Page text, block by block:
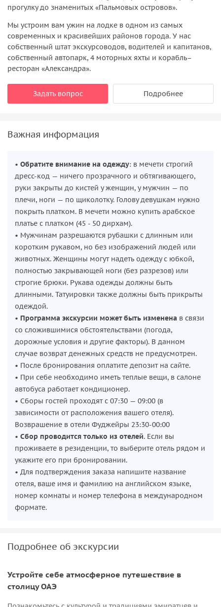
прогулку до знаменитых «Пальмовых островов».
Мы устроим вам ужин на лодке в одном из самых
современных и красивейших районов города. У нас
собственный штат экскурсоводов, водителей и капитанов,
собственный автопарк, 4 моторных яхты и корабль–
ресторан «Александра».
Задать вопрос Подробнее
Важная информация
• Обратите внимание на одежду: в мечети строгий
дресс-код — ничего прозрачного и обтягивающего,
руки закрыты до кистей у женщин, у мужчин — по
плечи, ноги — по щиколотку. Голову девушкам нужно
покрыть платком. В мечети можно купить арабское
платье с платком (45 - 50 дирхам).
• Мужчинам разрешаются рубашки с длинным или
коротким рукавом, но без изображений людей или
животных. Женщины могут надеть одежду с юбкой,
полностью закрывающей ноги (без разрезов) или
строгие брюки. Рукава одежды должны быть
длинными. Татуировки также должны быть прикрыты
одеждой.
• Программа экскурсии может быть изменена в связи
со сложившимися обстоятельствами (погода,
дорожные условия и другие факторы). В данном
случае возврат денежных средств не предусмотрен.
• После бронирования оплатите депозит на сайте.
• При себе необходимо иметь теплые вещи, в салоне
автобуса работает кондиционер.
• Сборы гостей проходят с 07:30 — 09:00 (в
зависимости от расположения вашего отеля).
Возврашение в отели Фуджейры 23:30-00:00
• Сбор проводится только из отелей. Если вы
проживаете в резиденции, то выберите отель рядом и
укажите его при бронировании.
• Для подтверждения заказа напишите название
отеля, ваше имя и фамилию на английском языке,
номер комнаты и номер телефона в международном
формате.
Подробнее об экскурсии
Устройте себе атмосферное путешествие в
столицу ОАЭ